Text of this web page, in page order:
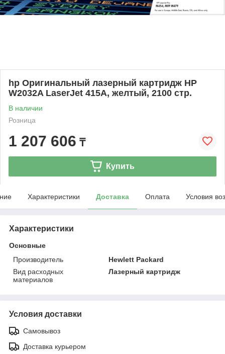
hp Оригинальный лазерный картридж HP
W2032A LaserJet 415A, желтый, 2100 стр.
В наличии
Розница
1 207 606 ₸
Купить
Характеристики Доставка Оплата Условия
Характеристики
Основные
Производитель
Hewlett Packard
Вид расходных
материалов
Лазерный картридж
Условия доставки
Самовывоз
Доставка курьером